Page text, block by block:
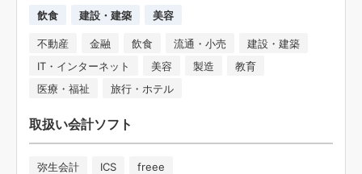
飲食 建設・建築 美容
不動産 金融 飲食 流通・小売
建設・建築
IT・インターネット
美容 製造
教育
医療・福祉
旅行・ホテル
取扱い会計ソフト
弥生会計 ICS freee